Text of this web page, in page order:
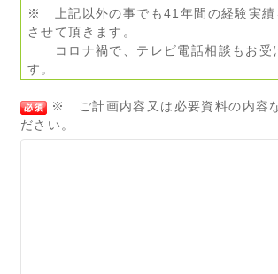
※ 上記以外の事でも41年間の経験実績
させて頂きます。
コロナ禍で、テレビ電話相談もお受
す。
※ ご計画内容又は必要資料の内容
ださい。